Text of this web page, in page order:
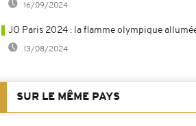
16/09/2024
JO Paris 2024 : la flamme olympique
13/08/2024
SUR LE MÊME PAYS